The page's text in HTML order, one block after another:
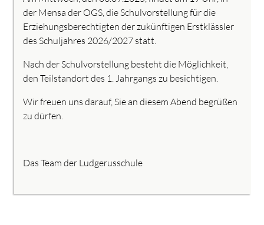
der Mensa der OGS, die Schulvorstellung für die
Erziehungsberechtigten der zukünftigen Erstklässler
des Schuljahres 2026/2027 statt.
Nach der Schulvorstellung besteht die Möglichkeit,
den Teilstandort des 1. Jahrgangs zu besichtigen.
Wir freuen uns darauf, Sie an diesem Abend begrüßen
zu dürfen.
Das Team der Ludgerusschule